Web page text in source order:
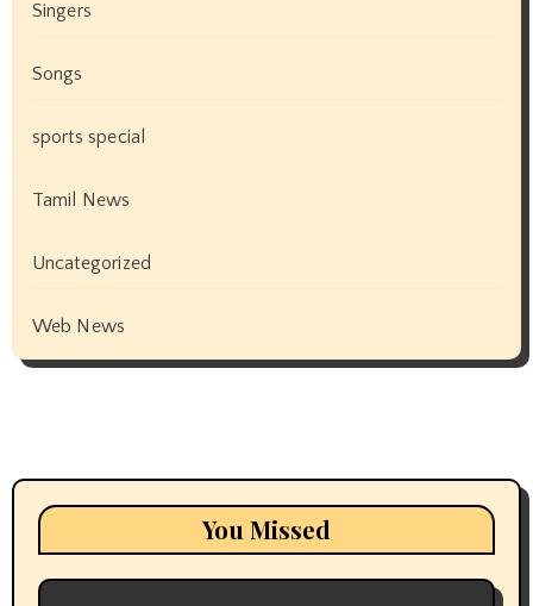
Singers
Songs
sports special
Tamil News
Uncategorized
Web News
You Missed